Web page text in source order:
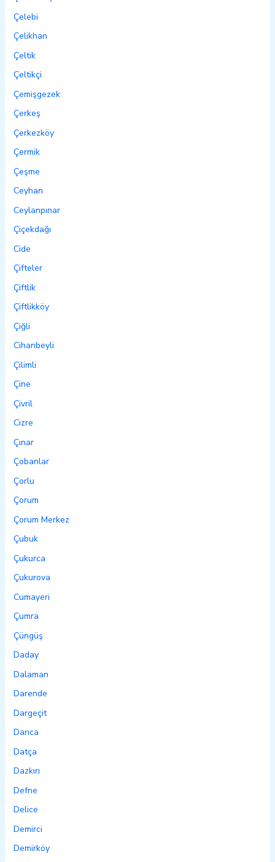
Çelebi
Çelikhan
Çeltik
Çeltikçi
Çemişgezek
Çerkeş
Çerkezköy
Çermik
Çeşme
Ceyhan
Ceylanpınar
Çiçekdağı
Cide
Çifteler
Çiftlik
Çiftlikköy
Çiğli
Cihanbeyli
Çilimli
Çine
Çivril
Cizre
Çınar
Çobanlar
Çorlu
Çorum
Çorum Merkez
Çubuk
Çukurca
Çukurova
Cumayeri
Çumra
Çüngüş
Daday
Dalaman
Darende
Dargeçit
Darıca
Datça
Dazkırı
Defne
Delice
Demirci
Demirköy